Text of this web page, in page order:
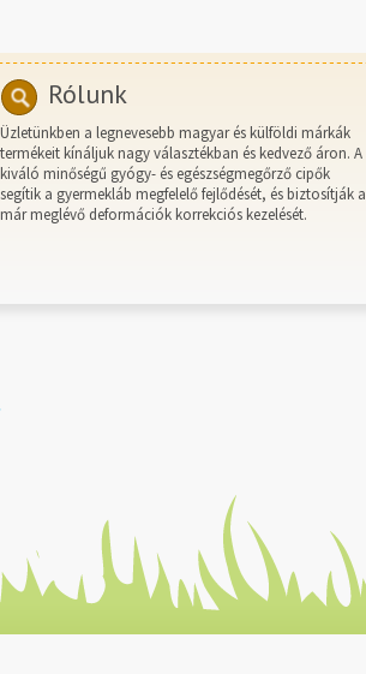
Rólunk
Üzletünkben a legnevesebb magyar és külföldi márkák
termékeit kínáljuk nagy választékban és kedvező áron. A
kiváló minőségű gyógy- és egészségmegőrző cipők
segítik a gyermekláb megfelelő fejlődését, és biztosítják a
már meglévő deformációk korrekciós kezelését.